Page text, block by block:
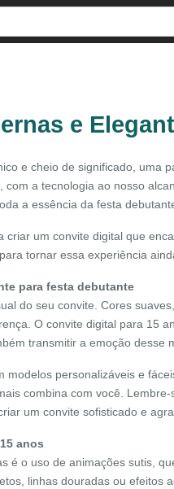
e
e cheio de significado, uma
com a tecnologia ao nosso
a essência da festa
um convite digital que
tornar essa experiência
para festa debutante
do seu convite. Cores
O convite digital para 15
transmitir a emoção desse
modelos personalizáveis e
combina com você.
um convite sofisticado e
anos
é o uso de animações sutis,
linhas douradas ou efeitos